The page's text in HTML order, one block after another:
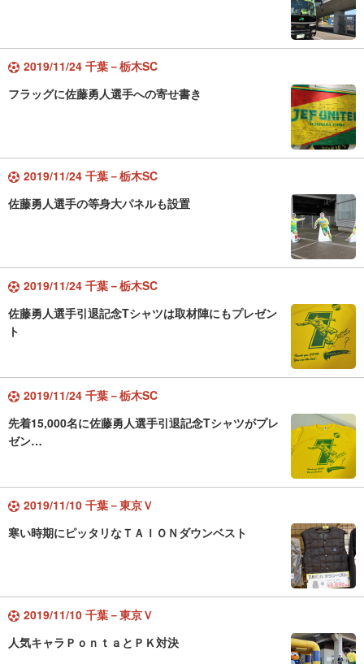
2019/11/24 千葉－栃木SC
フラッグに佐藤勇人選手への寄せ書き
2019/11/24 千葉－栃木SC
佐藤勇人選手の等身大パネルも設置
2019/11/24 千葉－栃木SC
佐藤勇人選手引退記念Tシャツは取材陣にもプレゼン
ト
2019/11/24 千葉－栃木SC
先着15,000名に佐藤勇人選手引退記念Tシャツがプレ
ゼン…
2019/11/10 千葉－東京Ｖ
寒い時期にピッタリなＴＡＩＯＮダウンベスト
2019/11/10 千葉－東京Ｖ
人気キャラＰｏｎｔａとＰＫ対決